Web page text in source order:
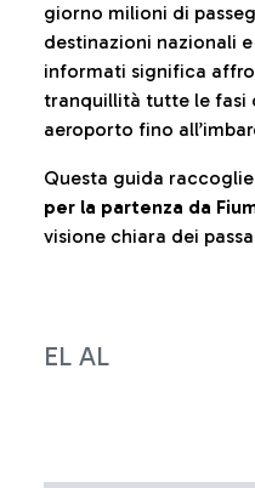
giorno milioni di
destinazioni nazionali
informati significa
tranquillità tutte le fasi
aeroporto fino
Questa guida
per la partenza da
visione chiara dei
EL AL